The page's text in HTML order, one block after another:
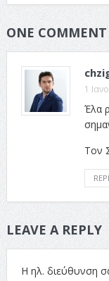
ONE COMMENT
1
Έλα
Τον
LEAVE A REPLY
Η ηλ. διεύθυνση